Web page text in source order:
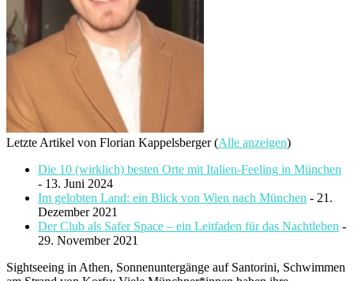
Letzte Artikel von Florian Kappelsberger(Alle anzeigen)
Die 10 (wirklich) besten Orte mit Italien-Feeling in München
- 13. Juni 2024
Im gelobten Land: ein Blick von Wien nach München - 21.
Dezember 2021
Der Club als Safer Space – ein Leitfaden für das Nachtleben -
29. November 2021
Sightseeing in Athen, Sonnenuntergänge auf Santorini, Schwimmen